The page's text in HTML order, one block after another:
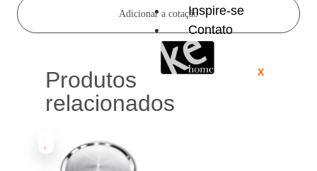
Inspire-se
Contato
X
Adicionar a cotação
Produtos
relacionados